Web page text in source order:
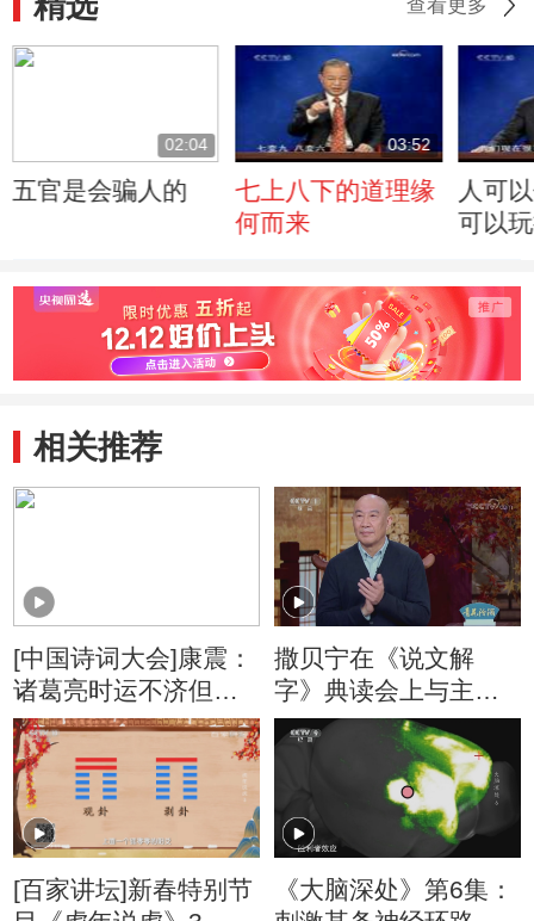
查看更多
02:04
五官是会骗人的
03:52
七上八下的道理缘
何而来
人可
可以
相关推荐
[中国诗词大会]康震：
诸葛亮时运不济但忠
心可鉴
撒贝宁在《说文解
字》典读会上与主创
人员畅聊剧本创作
[百家讲坛]新春特别节
《大脑深处》第6集：